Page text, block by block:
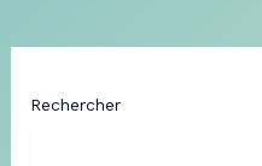
Rechercher